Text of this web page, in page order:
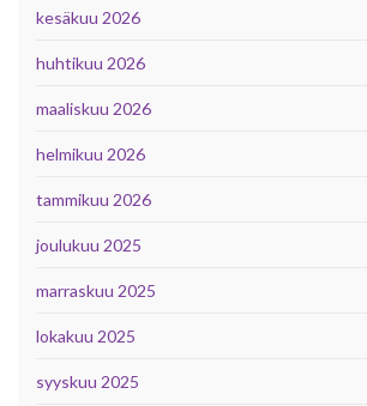
kesäkuu 2026
huhtikuu 2026
maaliskuu 2026
helmikuu 2026
tammikuu 2026
joulukuu 2025
marraskuu 2025
lokakuu 2025
syyskuu 2025